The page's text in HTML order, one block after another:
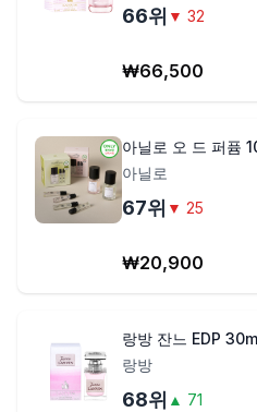
66위 ▼ 32
₩66,500
아닐로 오 드 퍼퓸
아닐로
67위 ▼ 25
₩20,900
랑방 잔느 EDP
랑방
68위 ▲ 71